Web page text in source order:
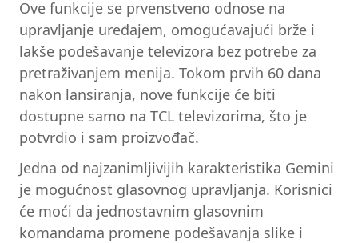
Ove funkcije se prvenstveno odnose na
upravljanje uređajem, omogućavajući brže i
lakše podešavanje televizora bez potrebe za
pretraživanjem menija. Tokom prvih 60 dana
nakon lansiranja, nove funkcije će biti
dostupne samo na TCL televizorima, što je
potvrdio i sam proizvođač.
Jedna od najzanimljivijih karakteristika Gemini
je mogućnost glasovnog upravljanja. Korisnici
će moći da jednostavnim glasovnim
komandama promene podešavanja slike i